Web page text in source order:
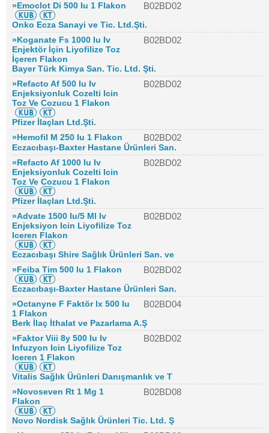
»Emoclot Di 500 Iu 1 Flakon
B02BD02
Onko Ecza Sanayi ve Tic. Ltd.Şti.
»Koganate Fs 1000 Iu Iv
Enjektör İçin Liyofilize Toz
İçeren Flakon
B02BD02
Bayer Türk Kimya San. Tic. Ltd. Şti.
»Refacto Af 500 Iu Iv
Enjeksiyonluk Cozelti Icin
Toz Ve Cozucu 1 Flakon
B02BD02
Pfizer İlaçları Ltd.Şti.
»Hemofil M 250 Iu 1 Flakon
B02BD02
Eczacıbaşı-Baxter Hastane Ürünleri San.
»Refacto Af 1000 Iu Iv
Enjeksiyonluk Cozelti Icin
Toz Ve Cozucu 1 Flakon
B02BD02
Pfizer İlaçları Ltd.Şti.
»Advate 1500 Iu/5 Ml Iv
Enjeksiyon Icin Liyofilize Toz
Iceren Flakon
B02BD02
Eczacıbaşı Shire Sağlık Ürünleri San. ve
»Feiba Tim 500 Iu 1 Flakon
B02BD02
Eczacıbaşı-Baxter Hastane Ürünleri San.
»Octanyne F Faktör Ix 500 Iu
1 Flakon
B02BD04
Berk İlaç İthalat ve Pazarlama A.Ş
»Faktor Viii 8y 500 Iu Iv
Infuzyon Icin Liyofilize Toz
Iceren 1 Flakon
B02BD02
Vitalis Sağlık Ürünleri Danışmanlık ve T
»Novoseven Rt 1 Mg 1
Flakon
B02BD08
Novo Nordisk Sağlık Ürünleri Tic. Ltd. Ş